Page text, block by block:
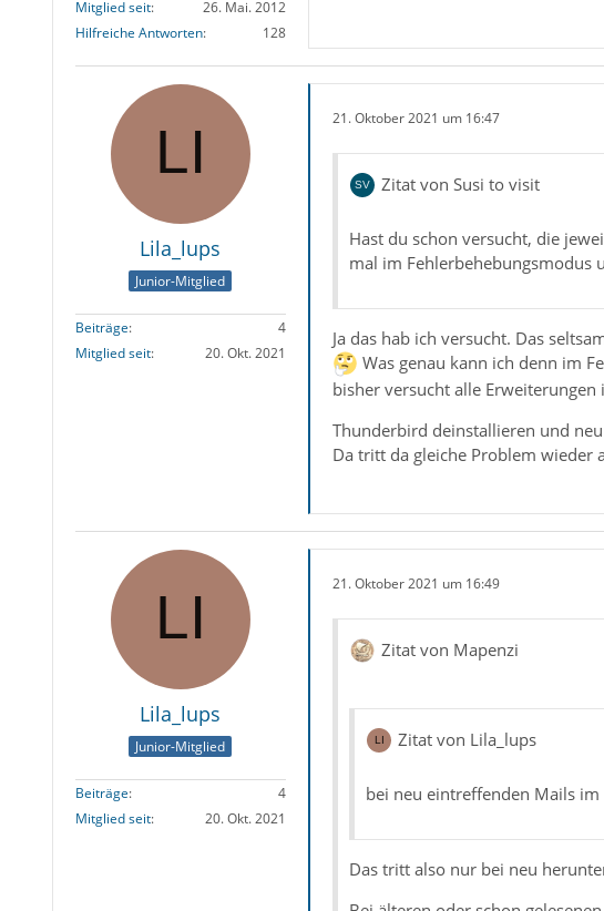
Mitglied seit
26. Mai. 2012
Hilfreiche Antworten
128
Lila_lups
Junior-Mitglied
Beiträge
4
Mitglied seit
20. Okt. 2021
21. Oktober 2021 um 16:47
Zitat von Susi to visit
Hast du schon versucht, die
mal im Fehlerbehebungsmodus
Ja das hab ich versucht. Das
Was genau kann ich denn im
bisher versucht alle
Thunderbird deinstallieren und
Da tritt da gleiche Problem wieder
Lila_lups
Junior-Mitglied
Beiträge
4
Mitglied seit
20. Okt. 2021
21. Oktober 2021 um 16:49
Zitat von Mapenzi
Zitat von Lila_lups
bei neu eintreffenden Mails im
Das tritt also nur bei neu